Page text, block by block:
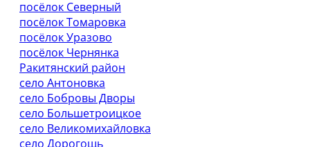
посёлок Северный
посёлок Томаровка
посёлок Уразово
посёлок Чернянка
Ракитянский район
село Антоновка
село Бобровы Дворы
село Большетроицкое
село Великомихайловка
село Дорогощь